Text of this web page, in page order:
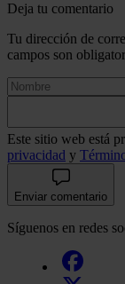
Deja tu comentario
Tu dirección de
campos son
Este sitio web está
privacidad y
Enviar comentario
Síguenos en redes